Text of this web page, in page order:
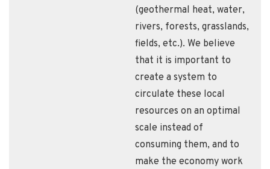
(geothermal heat, water,
rivers, forests, grasslands,
fields, etc.). We believe
that it is important to
create a system to
circulate these local
resources on an optimal
scale instead of
consuming them, and to
make the economy work